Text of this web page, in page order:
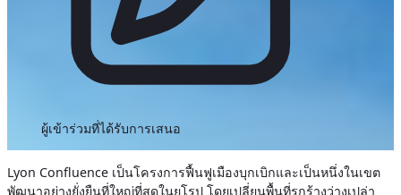
ผู้เข้าร่วมที่ได้รับการเสนอ
Lyon Confluence เป็นโครงการฟื้นฟูเมืองบุกเบิกและเป็นหนึ่งในเขต
พัฒนาอย่างยั่งยืนที่ใหญ่ที่สุดในยุโรป โดยเปลี่ยนพื้นที่รกร้างว่างเปล่า